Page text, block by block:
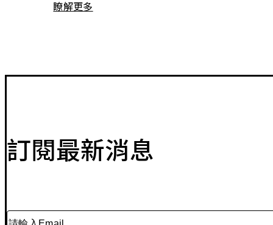
瞭解更多
訂閱最新消息
請輸入Email